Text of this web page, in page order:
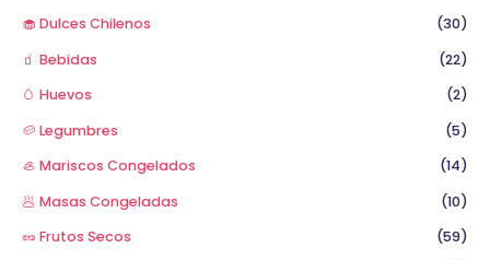
🧁 Dulces Chilenos
(30)
🧃 Bebidas
(22)
🥚 Huevos
(2)
🥔 Legumbres
(5)
🦪 Mariscos Congelados
(14)
🥟 Masas Congeladas
(10)
🥜 Frutos Secos
(59)